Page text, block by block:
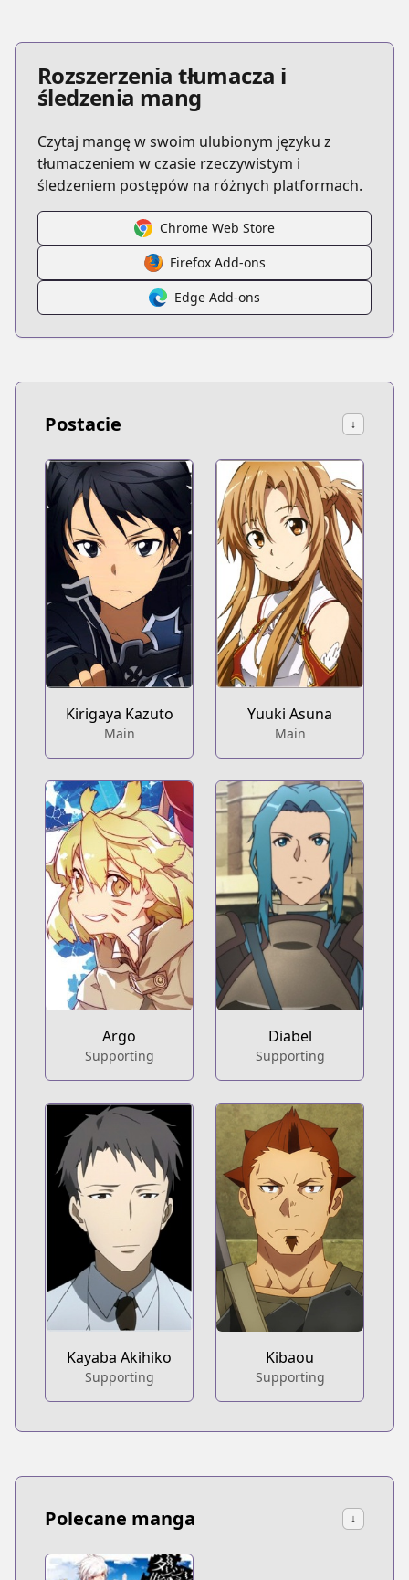
Rozszerzenia tłumacza i
śledzenia mang
Czytaj mangę w swoim ulubionym języku z
tłumaczeniem w czasie rzeczywistym i
śledzeniem postępów na różnych platformach.
Chrome Web Store
Firefox Add-ons
Edge Add-ons
Postacie ↓
Kirigaya Kazuto
Main
Yuuki Asuna
Main
Argo
Supporting
Diabel
Supporting
Kayaba Akihiko
Supporting
Kibaou
Supporting
Polecane manga ↓